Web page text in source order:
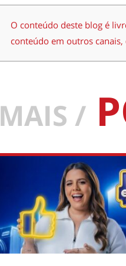
O conteúdo deste blog é
conteúdo em outros canais,
MAIS /